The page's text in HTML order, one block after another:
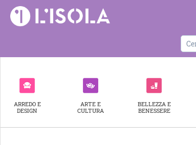
ARREDO E
DESIGN
ARTE E
CULTURA
BELLEZZA E
BENESSERE